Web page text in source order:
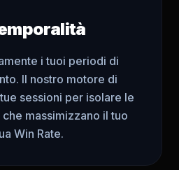
i tuoi periodi di
Il nostro motore di
sessioni per isolare le
massimizzano il tuo
Win Rate.